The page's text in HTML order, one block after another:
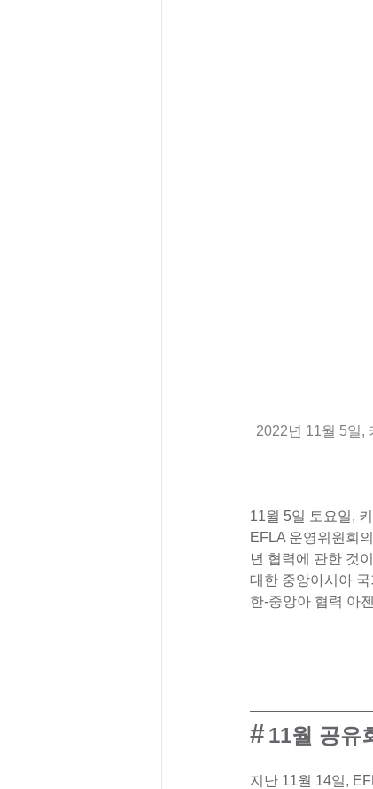
2022년 11월 5일,
11월 5일 토요일,
EFLA 운영위원회
년 협력에 관한 것
대한 중앙아시아
한-중앙아 협력 아
#11월 공유
지난 11월 14일,